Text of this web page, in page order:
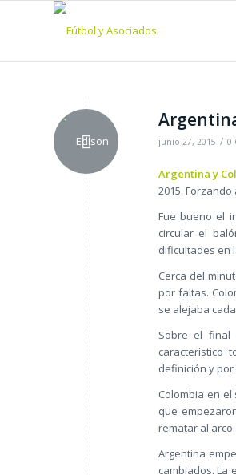
junio 27, 2015 / 0
Argentina y
2015.
Fue bueno el
circular el
dificultades en
Cerca del
por faltas.
se alejaba
Sobre el final
característico
definición y
Colombia en
que
rematar al
Argentina
cambiados. La